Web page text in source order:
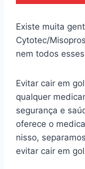
Existe muita
Cytotec/
nem todos
Evitar cair em
qualquer
segurança e
oferece o
nisso,
evitar cair em